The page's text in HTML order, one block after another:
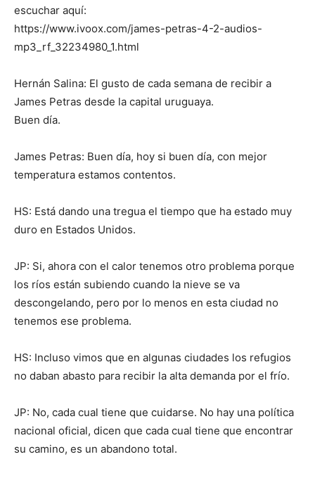
escuchar aquí:
https://www.ivoox.com/james-petras-4-2-audios-
mp3_rf_32234980_1.html
Hernán Salina: El gusto de cada semana de recibir a
James Petras desde la capital uruguaya.
Buen día.
James Petras: Buen día, hoy si buen día, con mejor
temperatura estamos contentos.
HS: Está dando una tregua el tiempo que ha estado muy
duro en Estados Unidos.
JP: Si, ahora con el calor tenemos otro problema porque
los ríos están subiendo cuando la nieve se va
descongelando, pero por lo menos en esta ciudad no
tenemos ese problema.
HS: Incluso vimos que en algunas ciudades los refugios
no daban abasto para recibir la alta demanda por el frío.
JP: No, cada cual tiene que cuidarse. No hay una política
nacional oficial, dicen que cada cual tiene que encontrar
su camino, es un abandono total.